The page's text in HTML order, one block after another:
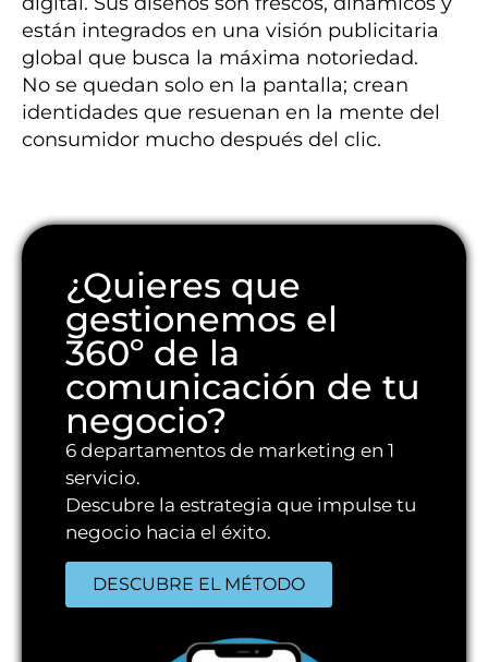
están integrados en una visión publicitaria
global que busca la máxima notoriedad.
No se quedan solo en la pantalla; crean
identidades que resuenan en la mente del
consumidor mucho después del clic.
¿Quieres que
gestionemos el
360º de la
comunicación de tu
negocio?
6 departamentos de marketing en 1
servicio.
Descubre la estrategia que impulse tu
negocio hacia el éxito.
DESCUBRE EL MÉTODO